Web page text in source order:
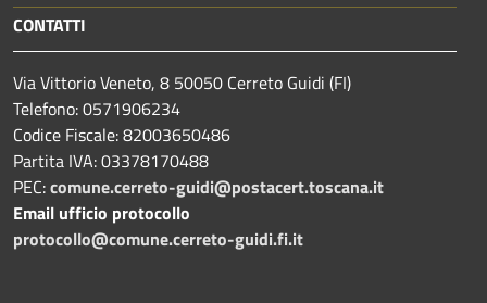
CONTATTI
Via Vittorio Veneto, 8 50050 Cerreto Guidi (FI)
Telefono: 0571906234
Codice Fiscale: 82003650486
Partita IVA: 03378170488
PEC:comune.cerreto-guidi@postacert.toscana.it
Email ufficio protocollo
protocollo@comune.cerreto-guidi.fi.it